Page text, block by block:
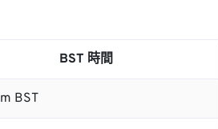
BST 時間
BST